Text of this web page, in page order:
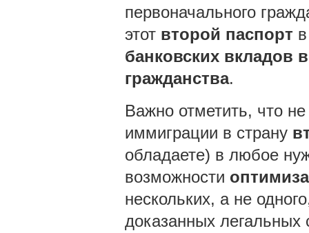
первоначального
этот второй паспорт
банковских вкладов
гражданства.
Важно отметить, что
иммиграции в страну
обладаете) в любое
возможности
нескольких, а не
доказанных легальных